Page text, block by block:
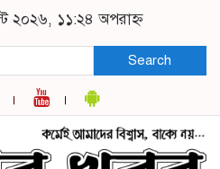
২০২৬, ১১:২৪ অপরাহ্ন
Search